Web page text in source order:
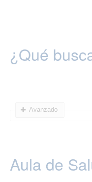
¿Qué
Avanzado
Aula de